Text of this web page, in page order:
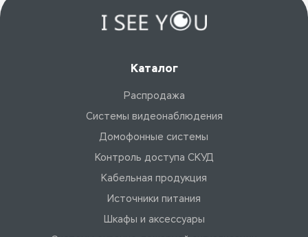
Каталог
Распродажа
Системы видеонаблюдения
Домофонные системы
Контроль доступа СКУД
Кабельная продукция
Источники питания
Шкафы и аксессуары